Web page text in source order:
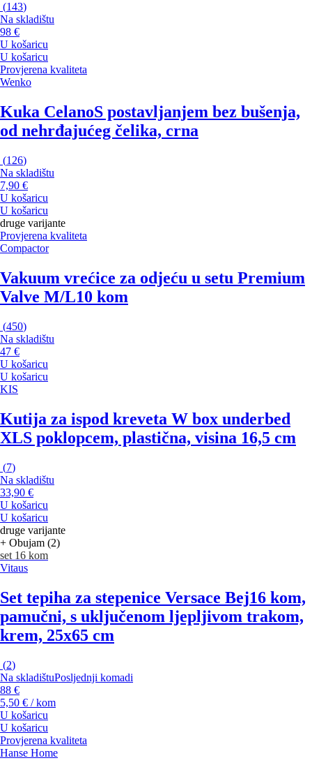
(143)
Na skladištu
98 €
U košaricu
U košaricu
Provjerena kvaliteta
Wenko
Kuka CelanoS postavljanjem bez bušenja,
od nehrđajućeg čelika, crna
(126)
Na skladištu
7,90 €
U košaricu
U košaricu
druge varijante
Provjerena kvaliteta
Compactor
Vakuum vrećice za odjeću u setu Premium
Valve M/L10 kom
(450)
Na skladištu
47 €
U košaricu
U košaricu
KIS
Kutija za ispod kreveta W box underbed
XLS poklopcem, plastična, visina 16,5 cm
(7)
Na skladištu
33,90 €
U košaricu
U košaricu
druge varijante
+ Obujam (2)
set 16 kom
Vitaus
Set tepiha za stepenice Versace Bej16 kom,
pamučni, s uključenom ljepljivom trakom,
krem, 25x65 cm
(2)
Na skladištuPosljednji komadi
88 €
5,50 € / kom
U košaricu
U košaricu
Provjerena kvaliteta
Hanse Home